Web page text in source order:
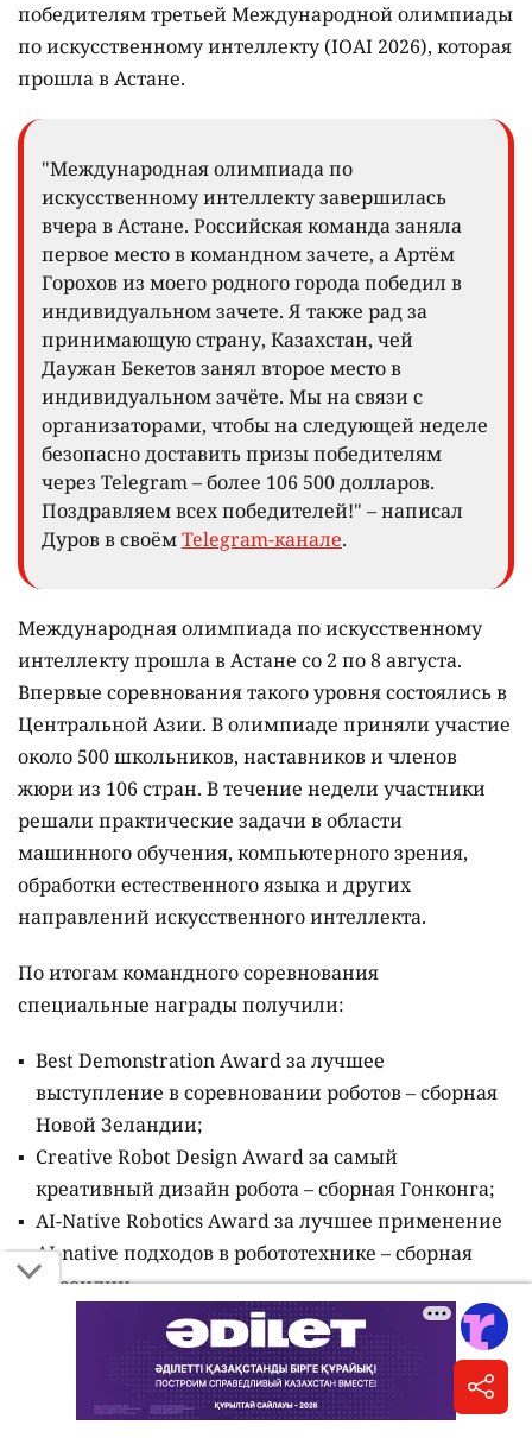
победителям третьей Международной олимпиады
по искусственному интеллекту (IOAI 2026), которая
прошла в Астане.
"Международная олимпиада по
искусственному интеллекту завершилась
вчера в Астане. Российская команда заняла
первое место в командном зачете, а Артём
Горохов из моего родного города победил в
индивидуальном зачете. Я также рад за
принимающую страну, Казахстан, чей
Даужан Бекетов занял второе место в
индивидуальном зачёте. Мы на связи с
организаторами, чтобы на следующей неделе
безопасно доставить призы победителям
через Telegram – более 106 500 долларов.
Поздравляем всех победителей!" – написал
Дуров в своёмTelegram-канале.
Международная олимпиада по искусственному
интеллекту прошла в Астане со 2 по 8 августа.
Впервые соревнования такого уровня состоялись в
Центральной Азии. В олимпиаде приняли участие
около 500 школьников, наставников и членов
жюри из 106 стран. В течение недели участники
решали практические задачи в области
машинного обучения, компьютерного зрения,
обработки естественного языка и других
направлений искусственного интеллекта.
По итогам командного соревнования
специальные награды получили:
Best Demonstration Award за лучшее
выступление в соревновании роботов – сборная
Новой Зеландии;
Creative Robot Design Award за самый
креативный дизайн робота – сборная Гонконга;
AI-Native Robotics Award за лучшее применение
AI-native подходов в робототехнике – сборная
Бразилии.
Читайте также:
Казахстанский школьник занял второе место на
международной олимпиаде по ИИ